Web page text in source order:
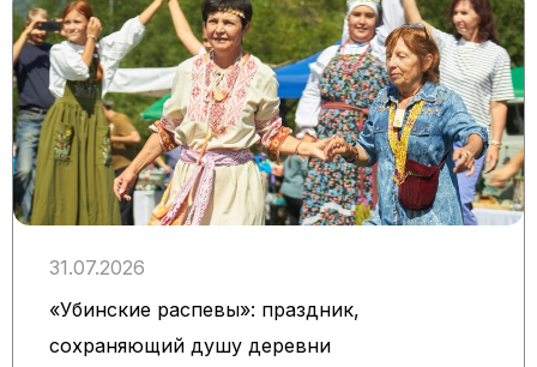
31.07.2026
«Убинские распевы»: праздник,
сохраняющий душу деревни